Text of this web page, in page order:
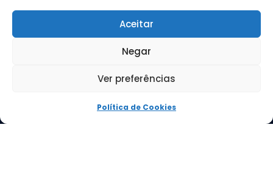
Aceitar
Negar
Ver preferências
Política de Cookies
treinamento@econeteducacional.com.br
ECONET EDUCACIONAL
TRABALHE CONOSCO